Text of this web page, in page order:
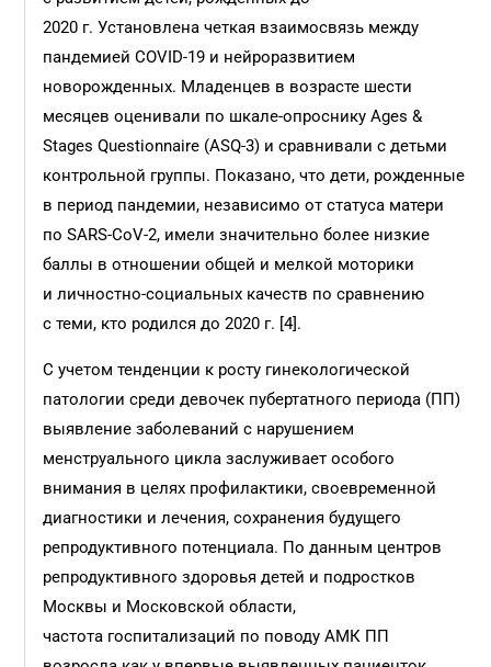
2020 г. Установлена четкая взаимосвязь между
пандемией COVID-19 и нейроразвитием
новорожденных. Младенцев в возрасте шести
месяцев оценивали по шкале-опроснику Ages &
Stages Questionnaire (ASQ-3) и сравнивали с детьми
контрольной группы. Показано, что дети, рожденные
в период пандемии, независимо от статуса матери
по SARS-CoV-2, имели значительно более низкие
баллы в отношении общей и мелкой моторики
и личностно-социальных качеств по сравнению
с теми, кто родился до 2020 г. [4].
С учетом тенденции к росту гинекологической
патологии среди девочек пубертатного периода (ПП)
выявление заболеваний с нарушением
менструального цикла заслуживает особого
внимания в целях профилактики, своевременной
диагностики и лечения, сохранения будущего
репродуктивного потенциала. По данным центров
репродуктивного здоровья детей и подростков
Москвы и Московской области,
частота госпитализаций по поводу АМК ПП